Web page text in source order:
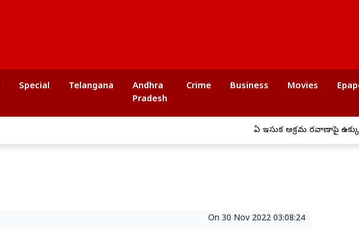
Special Telangana
Andhra
Pradesh
Crime Business Movies
ఏపీ ఇసుక అక్రమ రవాణాపై
On 30 Nov 2022 03:08:24